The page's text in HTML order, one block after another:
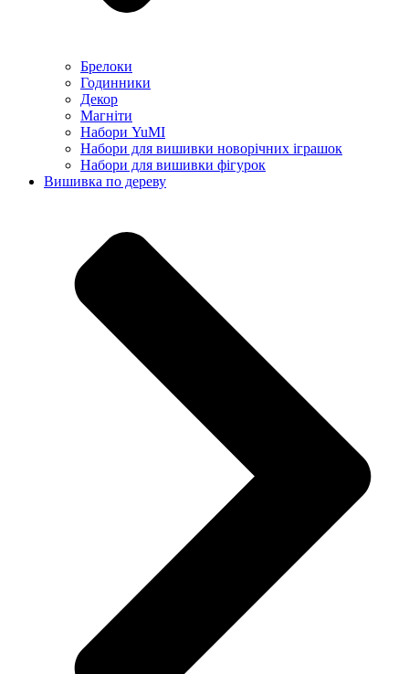
Брелоки
Годинники
Декор
Магніти
Набори YuMI
Набори для вишивки новорічних іграшок
Набори для вишивки фігурок
Вишивка по дереву